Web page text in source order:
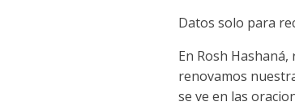
Datos solo para
En Rosh
renovamos
se ve en las